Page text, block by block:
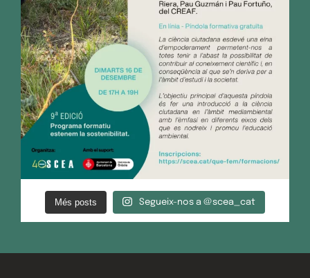
Més posts Segueix-nos a @scea_cat